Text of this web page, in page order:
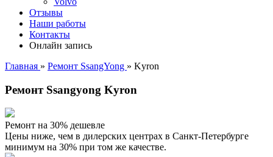
Отзывы
Наши работы
Контакты
Онлайн запись
Главная » Ремонт SsangYong » Kyron
Ремонт Ssangyong Kyron
Ремонт на 30% дешевле
Цены ниже, чем в дилерских центрах в Санкт-Петербурге
минимум на 30% при том же качестве.